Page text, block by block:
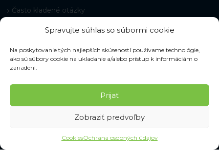
Spravujte súhlas so súbormi cookie
Na poskytovanie tých najlepších skúseností používame technológie,
ako sú súbory cookie na ukladanie a/alebo prístup k informáciám o
zariadení.
Prijať
Zobraziť predvoľby
CookiesOchrana osobných údajov
Často kladené otázky
Časté otázky
Obchodné podmienky
Odstúpenie od zmluvy